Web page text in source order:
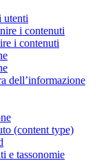
utenti
i contenuti
i contenuti
dell’informazione
(content type)
e tassonomie